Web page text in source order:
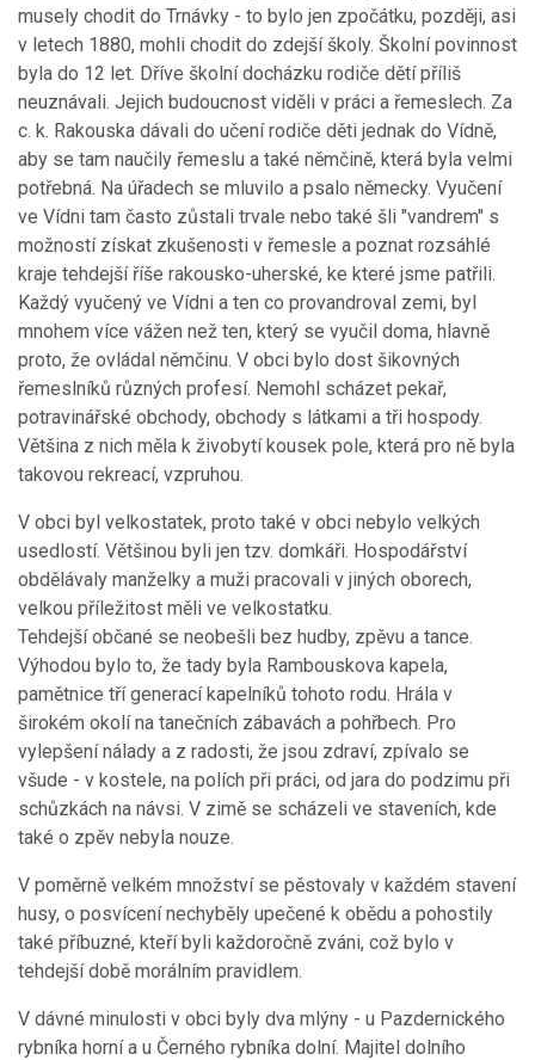
musely chodit do Trnávky - to bylo jen zpočátku, později, asi
v letech 1880, mohli chodit do zdejší školy. Školní povinnost
byla do 12 let. Dříve školní docházku rodiče dětí příliš
neuznávali. Jejich budoucnost viděli v práci a řemeslech. Za
c. k. Rakouska dávali do učení rodiče děti jednak do Vídně,
aby se tam naučily řemeslu a také němčině, která byla velmi
potřebná. Na úřadech se mluvilo a psalo německy. Vyučení
ve Vídni tam často zůstali trvale nebo také šli "vandrem" s
možností získat zkušenosti v řemesle a poznat rozsáhlé
kraje tehdejší říše rakousko-uherské, ke které jsme patřili.
Každý vyučený ve Vídni a ten co provandroval zemi, byl
mnohem více vážen než ten, který se vyučil doma, hlavně
proto, že ovládal němčinu. V obci bylo dost šikovných
řemeslníků různých profesí. Nemohl scházet pekař,
potravinářské obchody, obchody s látkami a tři hospody.
Většina z nich měla k živobytí kousek pole, která pro ně byla
takovou rekreací, vzpruhou.
V obci byl velkostatek, proto také v obci nebylo velkých
usedlostí. Většinou byli jen tzv. domkáři. Hospodářství
obdělávaly manželky a muži pracovali v jiných oborech,
velkou příležitost měli ve velkostatku.
Tehdejší občané se neobešli bez hudby, zpěvu a tance.
Výhodou bylo to, že tady byla Rambouskova kapela,
pamětnice tří generací kapelníků tohoto rodu. Hrála v
širokém okolí na tanečních zábavách a pohřbech. Pro
vylepšení nálady a z radosti, že jsou zdraví, zpívalo se
všude - v kostele, na polích při práci, od jara do podzimu při
schůzkách na návsi. V zimě se scházeli ve staveních, kde
také o zpěv nebyla nouze.
V poměrně velkém množství se pěstovaly v každém stavení
husy, o posvícení nechyběly upečené k obědu a pohostily
také příbuzné, kteří byli každoročně zváni, což bylo v
tehdejší době morálním pravidlem.
V dávné minulosti v obci byly dva mlýny - u Pazdernického
rybníka horní a u Černého rybníka dolní. Majitel dolního